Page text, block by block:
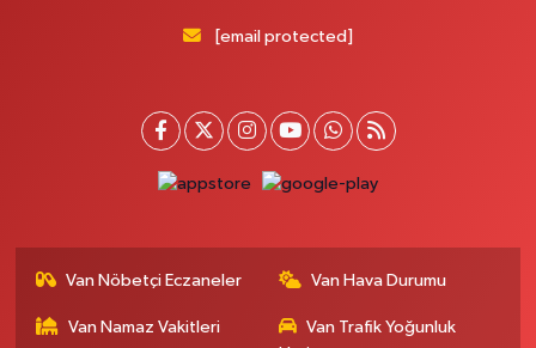
Yol Tarifi Al
Kışla Mah.Çınarlı Cad.1038 Sk.No:93 3-4
0 (432) 354 37 36 Yol Tarifi Al
[email protected]
Van Nöbetçi Eczaneler Van Hava Durumu
Van Namaz Vakitleri
Van Trafik Yoğunluk